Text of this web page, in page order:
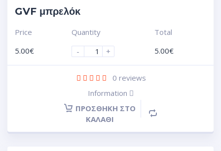
GVF μπρελόκ
Price
5.00€
Quantity
-
+
Total
5.00€
0 reviews
Information
ΠΡΟΣΘΉΚΗ ΣΤΟ
ΚΑΛΆΘΙ